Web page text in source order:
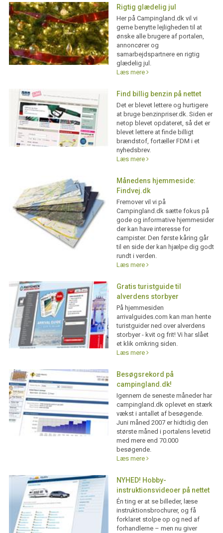
Rigtig glædelig jul
Her på Campingland.dk vil vi
gerne benytte lejligheden til at
ønske alle brugere af portalen,
annoncører og
samarbejdspartnere en rigtig
glædelig jul.
Læs mere
Find billig benzin på nettet
Det er blevet lettere og hurtigere
at bruge benzinpriser.dk. Siden er
netop blevet opdateret, så det er
blevet lettere at finde billigt
brændstof, fortæller FDM i et
nyhedsbrev.
Læs mere
Månedens hjemmeside:
Findvej.dk
Fremover vil vi på
Campingland.dk sætte fokus på
gode og informative hjemmesider
der kan have interesse for
campister. Den første kåring går
til en side der kan hjælpe dig godt
rundt i verden.
Læs mere
Gratis turistguide til
alverdens storbyer
På hjemmesiden
arrivalguides.com kan man hente
turistguider ned over alverdens
storbyer - kvit og frit! Vi har slået
et klik omkring siden.
Læs mere
Besøgsrekord på
campingland.dk!
Igennem de seneste måneder har
campingland.dk oplevet en stærk
vækst i antallet af besøgende.
Juni måned 2007 er hidtidig den
største måned i portalens levetid
med mere end 70.000
besøgende.
Læs mere
NYHED! Hobby-
instruktionsvideoer på nettet
Én ting er at se billeder, læse
instruktionsbrochurer, og få
forklaret stolpe op og ned af
forhandlerne – men nu giver